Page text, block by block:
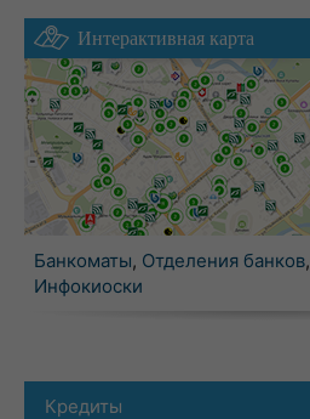
Интерактивная карта
Банкоматы, Отделения банков,
Инфокиоски
Кредиты